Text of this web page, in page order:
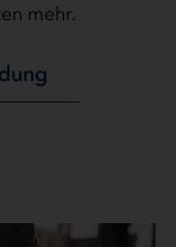
mehr.